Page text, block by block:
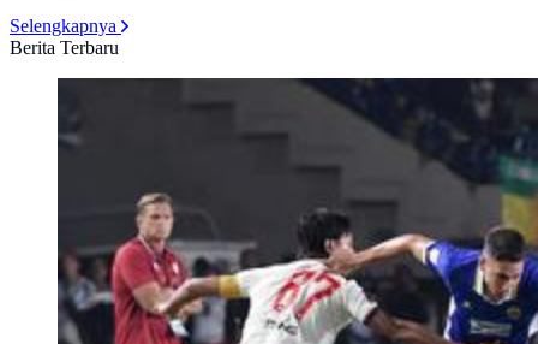
Selengkapnya
Berita Terbaru